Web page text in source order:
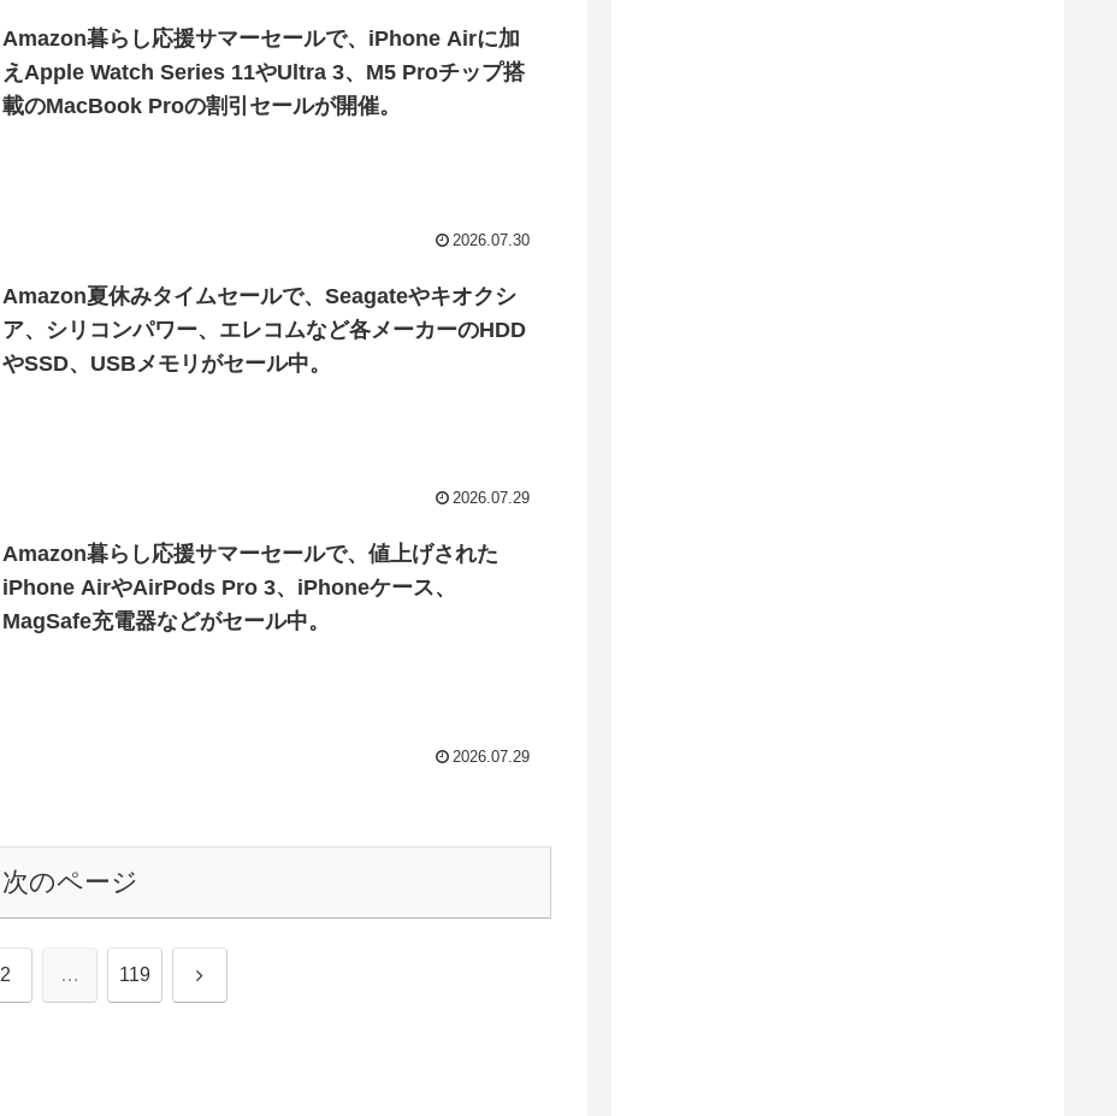
Amazon暮らし応援サマーセールで、iPhone Airに加
えApple Watch Series 11やUltra 3、M5 Proチップ搭
載のMacBook Proの割引セールが開催。
2026.07.30
Amazon夏休みタイムセールで、Seagateやキオクシ
ア、シリコンパワー、エレコムなど各メーカーのHDD
やSSD、USBメモリがセール中。
2026.07.29
Amazon暮らし応援サマーセールで、値上げされた
iPhone AirやAirPods Pro 3、iPhoneケース、
MagSafe充電器などがセール中。
2026.07.29
次のページ
2 … 119 次